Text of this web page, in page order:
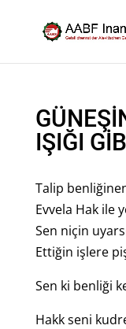
IŞIĞI
Talip
Evvela Hak ile
Sen niçin
Ettiğin işlere
Sen ki benliği
Hakk seni